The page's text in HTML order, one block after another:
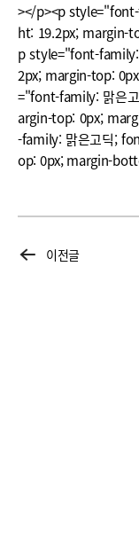
></p><p
ht: 19.2px; margin-
p style="font-
2px; margin-top:
="font-family: 맑은
argin-top: 0px;
-family: 맑은고딕;
op: 0px; margin-
이전글